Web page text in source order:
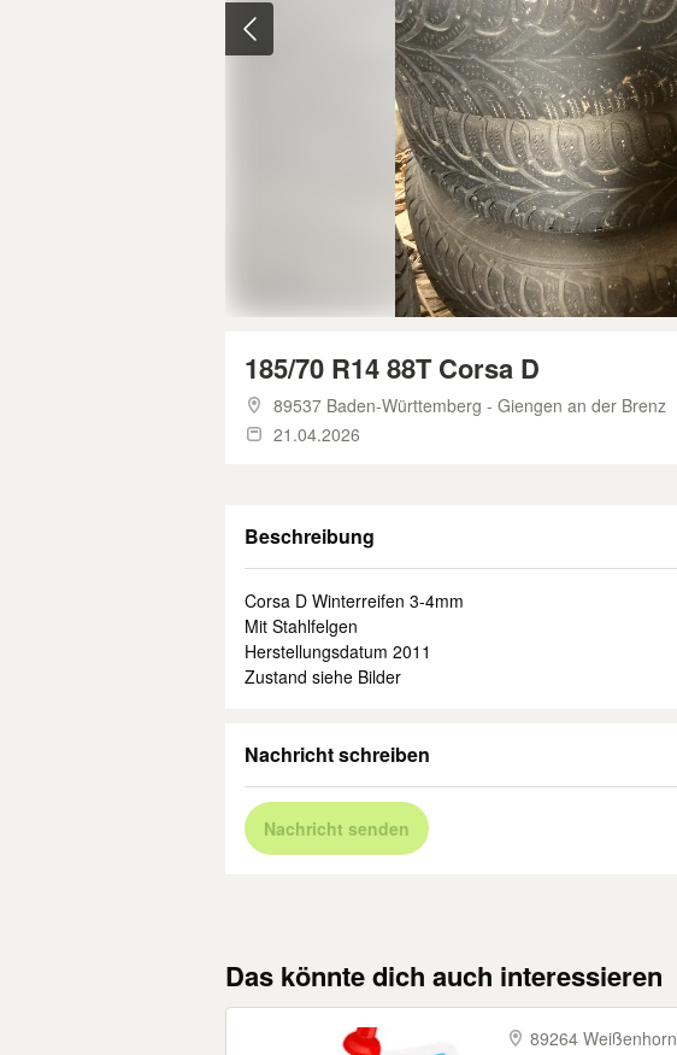
185/70 R14 88T Corsa D
89537 Baden-Württemberg - Giengen an der Brenz
21.04.2026
Beschreibung
Corsa D Winterreifen 3-4mm
Mit Stahlfelgen
Herstellungsdatum 2011
Zustand siehe Bilder
Nachricht schreiben
Nachricht senden
Das könnte dich auch interessieren
89264 Weißenhorn